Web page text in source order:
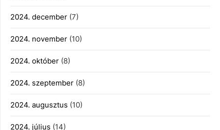
2024. december (7)
2024. november (10)
2024. október (8)
2024. szeptember (8)
2024. augusztus (10)
2024. július (14)